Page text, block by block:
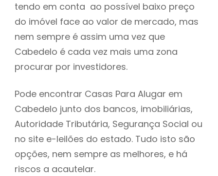
tendo em conta ao possível baixo preço
do imóvel face ao valor de mercado, mas
nem sempre é assim uma vez que
Cabedelo é cada vez mais uma zona
procurar por investidores.
Pode encontrar Casas Para Alugar em
Cabedelo junto dos bancos, imobiliárias,
Autoridade Tributária, Segurança Social ou
no site e-leilões do estado. Tudo isto são
opções, nem sempre as melhores, e há
riscos a acautelar.